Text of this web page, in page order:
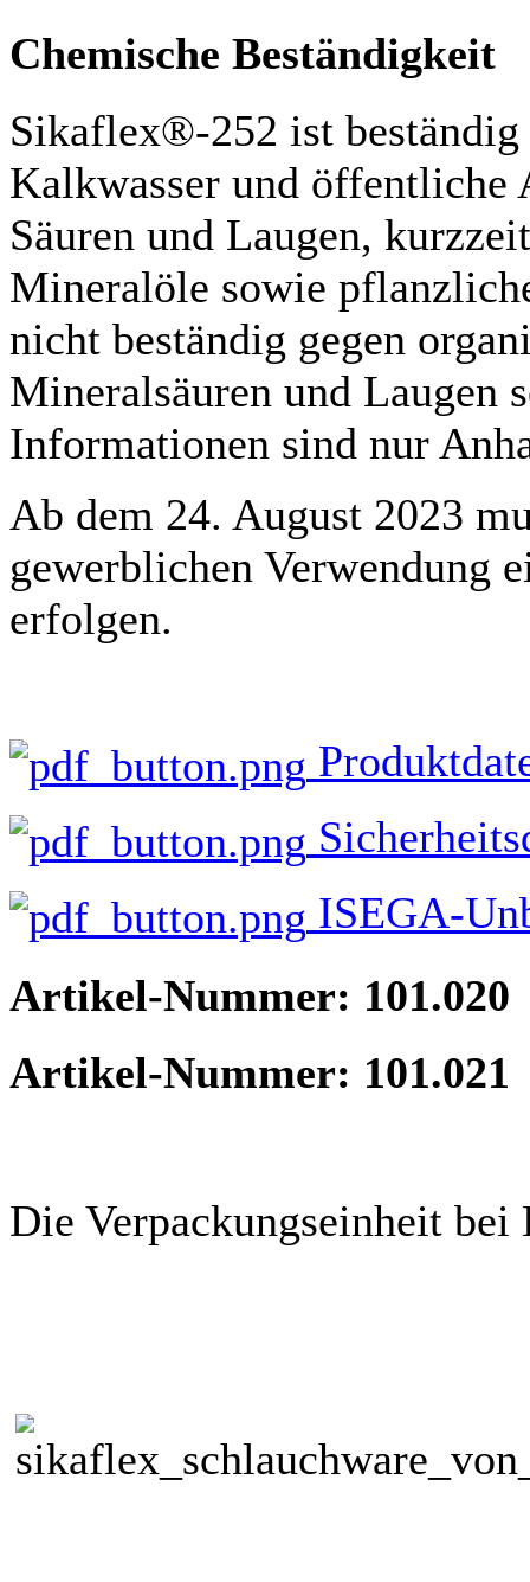
Chemische Beständigkeit
Sikaflex®-252 ist beständig
Kalkwasser und öffentliche
Säuren und Laugen,
Mineralöle sowie
nicht beständig gegen
Mineralsäuren und
Informationen sind nur
Ab dem 24. August 2023
gewerblichen Verwendung
erfolgen.
ISEGA-
Artikel-Nummer:
Artikel-Nummer:
Die Verpackungseinheit